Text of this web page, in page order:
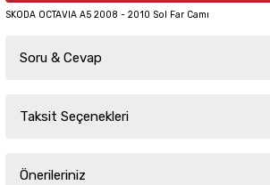
SKODA OCTAVIA A5 2008 - 2010 Sol Far Camı
Soru & Cevap
Ürün hakkında henüz soru
Taksit Seçenekleri
Önerileriniz